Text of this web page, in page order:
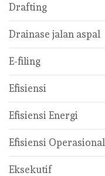
Drafting
Drainase jalan aspal
E-filing
Efisiensi
Efisiensi Energi
Efisiensi Operasional
Eksekutif